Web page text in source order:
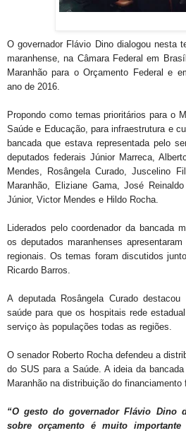
O governador Flávio Dino dialogou nesta
maranhense, na Câmara Federal em
Maranhão para o Orçamento Federal e
ano de 2016.
Propondo como temas prioritários para o
Saúde e Educação, para infraestrutura e
bancada que estava representada pelo
deputados federais Júnior Marreca,
Mendes, Rosângela Curado, Juscelino
Maranhão, Eliziane Gama, José
Júnior, Victor Mendes e Hildo Rocha.
Liderados pelo coordenador da bancada
os deputados maranhenses
regionais. Os temas foram discutidos
Ricardo Barros.
A deputada Rosângela Curado
saúde para que os hospitais rede
serviço às populações todas as regiões.
O senador Roberto Rocha defendeu a
do SUS para a Saúde. A ideia da
Maranhão na distribuição do financiamento
“O gesto do governador Flávio Dino
sobre orçamento é muito